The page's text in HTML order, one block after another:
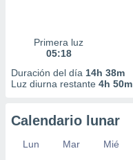
Primera luz
05:18
Duración del día 14h 38m
Luz diurna restante 4h 50m
Calendario lunar
Lun Mar Mié